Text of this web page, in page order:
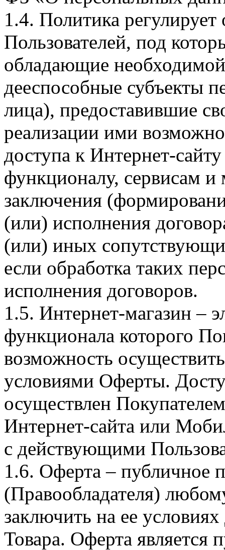
1.4. Политика
Пользователей, под
обладающие
дееспособные субъекты
лица), предоставившие
реализации ими
доступа к Интернет-
функционалу, сервисам и
заключения
(или) исполнения
(или) иных
если обработка таких
исполнения договоров.
1.5. Интернет-магазин –
функционала которого
возможность
условиями Оферты.
осуществлен
Интернет-сайта или
с действующими
1.6. Оферта – публичное
(Правообладателя)
заключить на ее
Товара. Оферта является